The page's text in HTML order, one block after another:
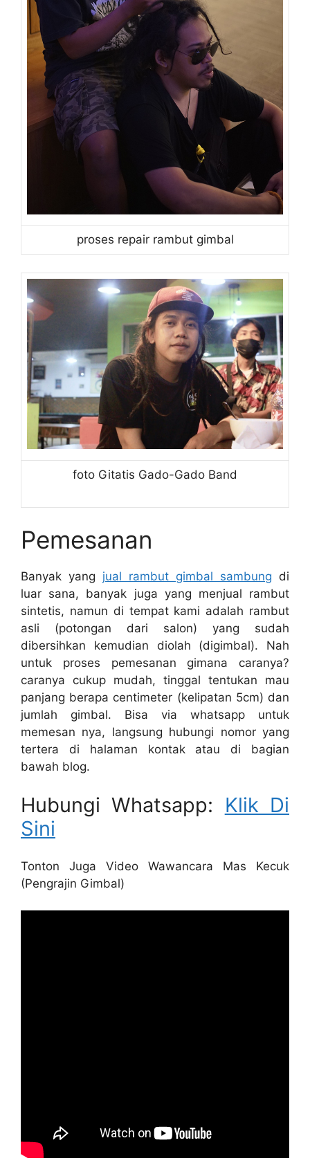
proses repair rambut gimbal
foto Gitatis Gado-Gado Band
Pemesanan
Banyak yang jual rambut gimbal sambung di
luar sana, banyak juga yang menjual rambut
sintetis, namun di tempat kami adalah rambut
asli (potongan dari salon) yang sudah
dibersihkan kemudian diolah (digimbal). Nah
untuk proses pemesanan gimana caranya?
caranya cukup mudah, tinggal tentukan mau
panjang berapa centimeter (kelipatan 5cm) dan
jumlah gimbal. Bisa via whatsapp untuk
memesan nya, langsung hubungi nomor yang
tertera di halaman kontak atau di bagian
bawah blog.
Hubungi Whatsapp: Klik Di
Sini
Tonton Juga Video Wawancara Mas Kecuk
(Pengrajin Gimbal)